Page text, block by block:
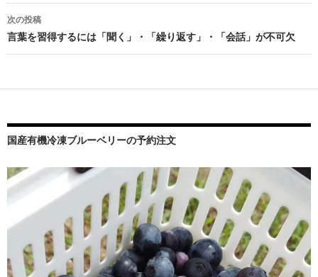
ナ
ビ
ゲ
ー
ョ
ン
次の投稿
言葉を習得するには「聞く」・「繰り返す」・「会話」が不可欠
国産有機冷凍ブルーベリーの予約注文